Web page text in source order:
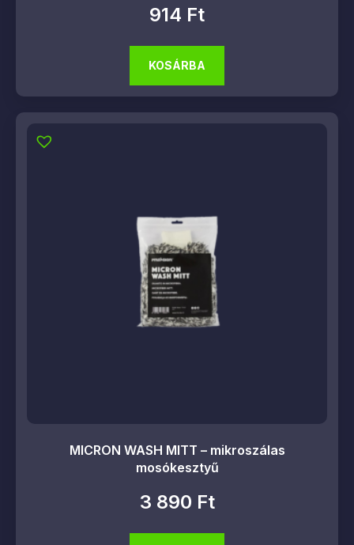
914 Ft
KOSÁRBA
MICRON WASH MITT – mikroszálas
mosókesztyű
3 890 Ft